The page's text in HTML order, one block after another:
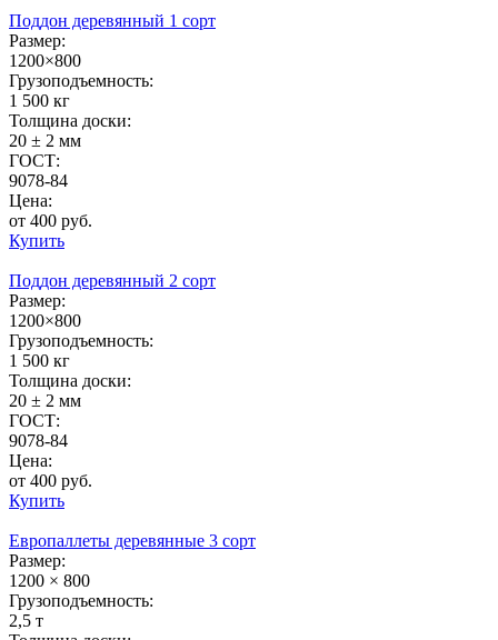
Поддон деревянный 1 сорт
Размер:
1200×800
Грузоподъемность:
1 500 кг
Толщина доски:
20 ± 2 мм
ГОСТ:
9078-84
Цена:
от 400 руб.
Купить
Поддон деревянный 2 сорт
Размер:
1200×800
Грузоподъемность:
1 500 кг
Толщина доски:
20 ± 2 мм
ГОСТ:
9078-84
Цена:
от 400 руб.
Купить
Европаллеты деревянные 3 сорт
Размер:
1200 × 800
Грузоподъемность:
2,5 т